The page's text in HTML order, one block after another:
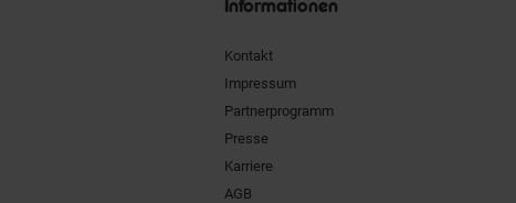
Informationen
Kontakt
Impressum
Partnerprogramm
Presse
Karriere
AGB